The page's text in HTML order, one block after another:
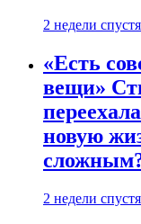
2 недели спустя
«Есть
вещи»
новую
2 недели спустя